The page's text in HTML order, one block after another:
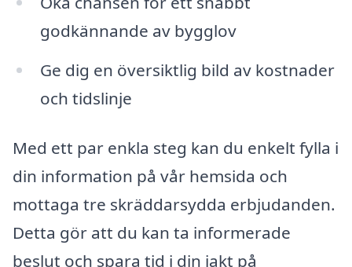
godkännande av bygglov
Ge dig en översiktlig bild av kostnader
och tidslinje
Med ett par enkla steg kan du enkelt fylla i
din information på vår hemsida och
mottaga tre skräddarsydda erbjudanden.
Detta gör att du kan ta informerade
beslut och spara tid i din jakt på